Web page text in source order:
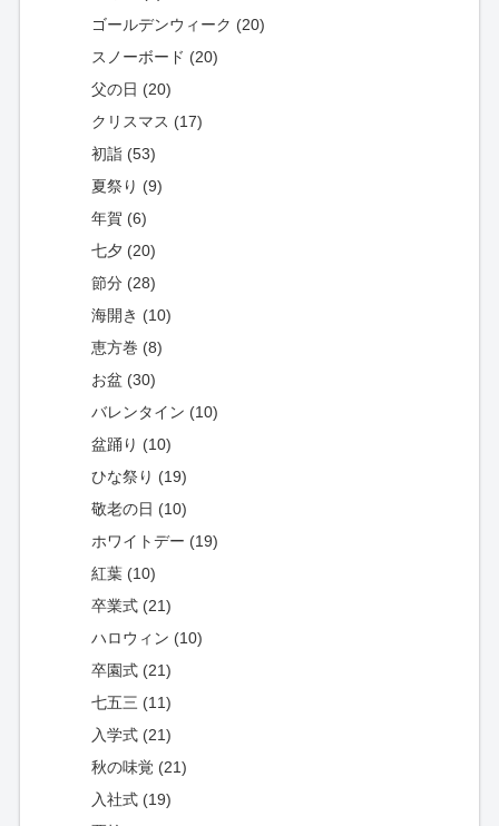
ゴールデンウィーク (20)
スノーボード (20)
父の日 (20)
クリスマス (17)
初詣 (53)
夏祭り (9)
年賀 (6)
七夕 (20)
節分 (28)
海開き (10)
恵方巻 (8)
お盆 (30)
バレンタイン (10)
盆踊り (10)
ひな祭り (19)
敬老の日 (10)
ホワイトデー (19)
紅葉 (10)
卒業式 (21)
ハロウィン (10)
卒園式 (21)
七五三 (11)
入学式 (21)
秋の味覚 (21)
入社式 (19)